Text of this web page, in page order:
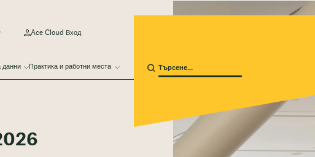
данни Практика и работни места
Ace Cloud Вход